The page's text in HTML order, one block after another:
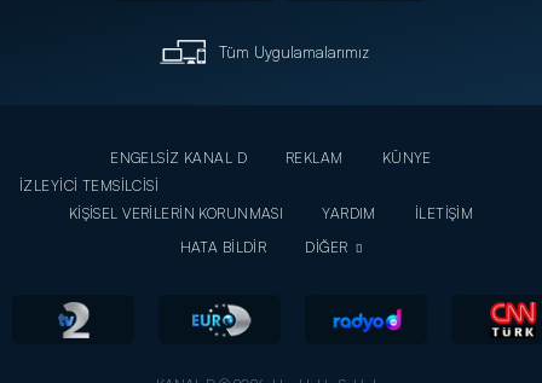
Tüm Uygulamalarımız
ENGELSİZ KANAL D REKLAM
KÜNYE
İZLEYİCİ TEMSİLCİSİ
KİŞİSEL VERİLERİN KORUNMASI
YARDIM
İLETİŞİM
HATA BİLDİR
DİĞER